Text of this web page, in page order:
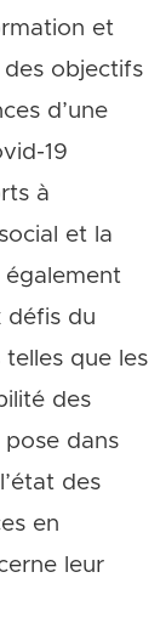
et
des objectifs
d’une
19
à
et la
également
défis du
que les
des
dans
des
en
leur